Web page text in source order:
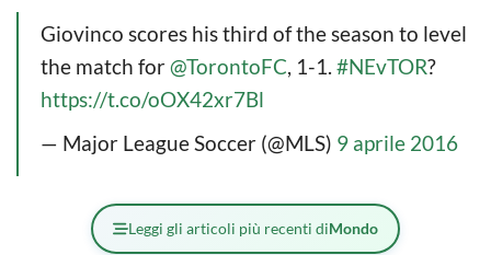
Giovinco scores his third of the season to level
the match for@TorontoFC, 1-1. #NEvTOR?
https://t.co/oOX42xr7Bl
— Major League Soccer (@MLS) 9 aprile 2016
Leggi gli articoli più recenti diMondo